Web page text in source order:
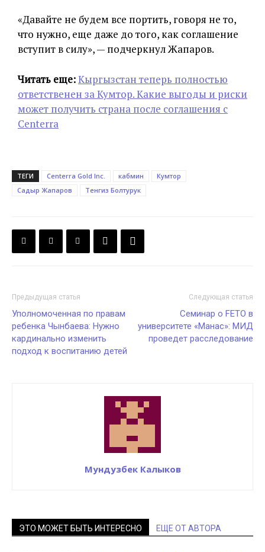
«Давайте не будем все портить, говоря не то,
что нужно, еще даже до того, как соглашение
вступит в силу», — подчеркнул Жапаров.
Читать еще:Кыргызстан теперь полностью
ответственен за Кумтор. Какие выгоды и риски
может получить страна после соглашения с
Centerra
ТЕГИ Centerra Gold Inc. кабмин
Кумтор
Садыр Жапаров
Тенгиз Болтурук
Предыдущая статья
Уполномоченная по правам
ребенка Чынбаева: Нужно
кардинально изменить
подход к воспитанию детей
Следующая статья
Семинар о FETO в
университете «Манас»: МИД
проведет расследование
Мундузбек Калыков
ЭТО МОЖЕТ БЫТЬ ИНТЕРЕСНО ЕЩЕ ОТ АВТОРА